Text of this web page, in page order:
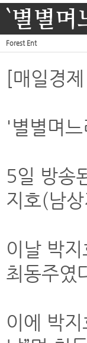
`별별며
Forest Ent
[매일경
'별별며
5일 방송
지호(남
이날 박
최동주였
이에 박